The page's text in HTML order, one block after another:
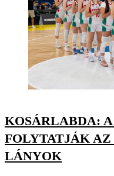
KOSÁRLABDA:
FOLYTATJÁK AZ
LÁNYOK